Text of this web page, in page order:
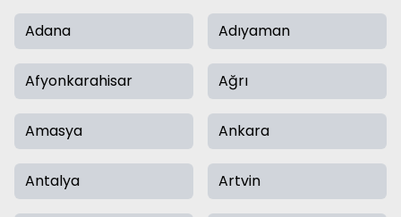
Adana Adıyaman
Afyonkarahisar Ağrı
Amasya Ankara
Antalya Artvin